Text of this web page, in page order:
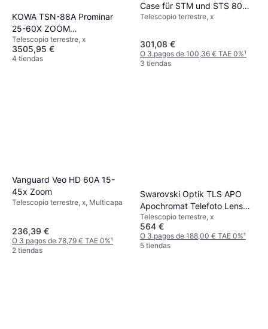
KOWA TSN-88A Prominar
25-60X ZOOM
Schrägeinblick Set
Telescopio terrestre, x
3505,95 €
4 tiendas
Case für STM und STS 80
Spektive
Telescopio terrestre, x
301,08 €
O 3 pagos de 100,36 € TAE 0%¹
3 tiendas
Vanguard Veo HD 60A 15-
45x Zoom
Telescopio terrestre, x, Multicapa
236,39 €
O 3 pagos de 78,79 € TAE 0%¹
2 tiendas
Swarovski Optik TLS APO
Apochromat Telefoto Lens
System für ATX/STX
Telescopio terrestre, x
564 €
O 3 pagos de 188,00 € TAE 0%¹
5 tiendas